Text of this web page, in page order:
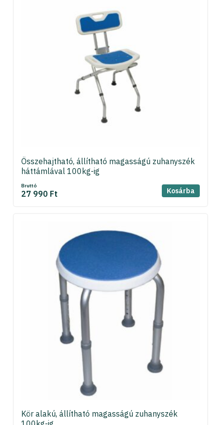
Összehajtható, állítható magasságú zuhanyszék
háttámlával 100kg-ig
Bruttó
27 990 Ft Kosárba
Kör alakú, állítható magasságú zuhanyszék